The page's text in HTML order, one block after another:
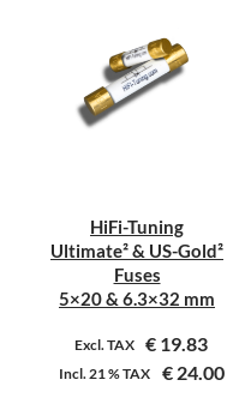
variaties.
Deze
optie
de
productpagina
HiFi-Tuning
Ultimate² & US-Gold²
Fuses
5×20 & 6.3×32 mm
Excl. TAX € 19.83
Incl.21 %TAX €24.00